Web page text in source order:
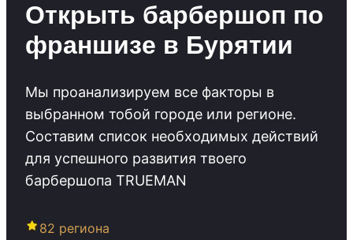
Открыть барбершоп по
франшизе в Бурятии
Мы проанализируем все факторы в
выбранном тобой городе или регионе.
Cоставим список необходимых действий
для успешного развития твоего
барбершопа TRUEMAN
82 региона